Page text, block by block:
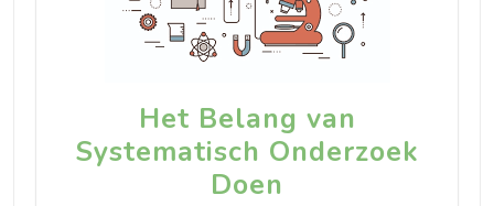
Het Belang van
Systematisch Onderzoek
Doen